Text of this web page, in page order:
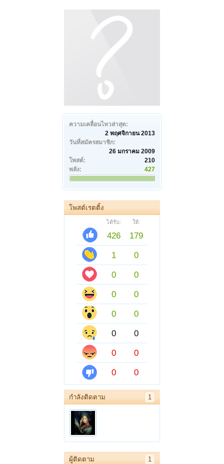
ความเคลื่อนไหวล่าสุด:
2 พฤศจิกายน 2013
วันที่สมัครสมาชิก:
26 มกราคม 2009
โพสต์:
210
พลัง:
427
โพสต์เรตติ้ง
ได้รับ: ให้:
426
179
1
0
0
0
0
0
0
0
0
0
0
0
0
0
กำลังติดตาม 1
ผู้ติดตาม 1